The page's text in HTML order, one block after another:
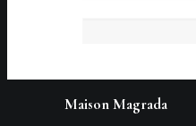
Maison Magrada